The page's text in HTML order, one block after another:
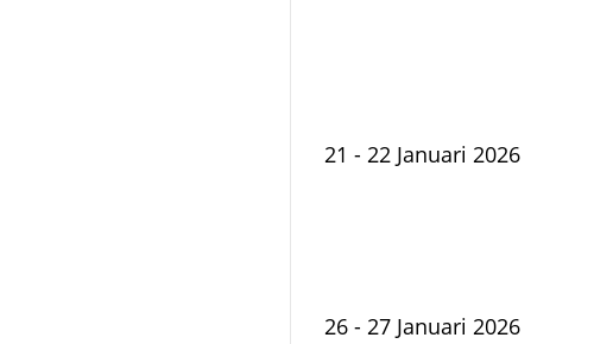
21 - 22 Januari 2026
26 - 27 Januari 2026